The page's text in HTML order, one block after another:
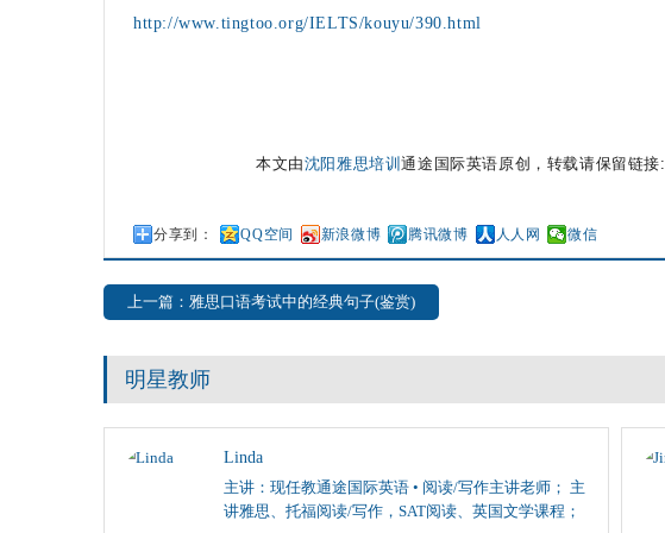
http://www.tingtoo.org/IELTS/kouyu/390.html
本文由沈阳雅思培训通途国际英语原创，转载请保留链接:
分享到： QQ空间 新浪微博 腾讯微博 人人网 微信
上一篇：雅思口语考试中的经典句子(鉴赏)
明星教师
Linda
主讲：现任教通途国际英语 • 阅读/写作主讲老师； 主
讲雅思、托福阅读/写作，SAT阅读、英国文学课程；